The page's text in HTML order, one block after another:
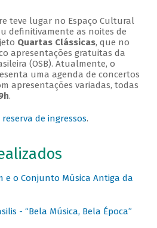
teve lugar no Espaço Cultural
definitivamente as noites de
Quartas Clássicas, que no
apresentações gratuitas da
(OSB). Atualmente, o
uma agenda de concertos
apresentações variadas, todas
.
reserva de ingressos.
e o Conjunto Música Antiga da
- “Bela Música, Bela Época”